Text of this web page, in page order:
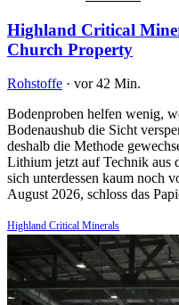
Highland Critical
Church Property
Rohstoffe · vor 42 Min.
Bodenproben helfen wenig,
Bodenaushub die Sicht
deshalb die Methode
Lithium jetzt auf Technik aus
sich unterdessen kaum noch
August 2026, schloss das
Highland Critical Minerals